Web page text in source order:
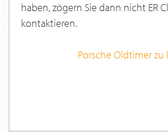
haben, zögern Sie dann nicht ER
kontaktieren.
Porsche Oldtimer zu